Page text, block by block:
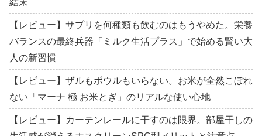
【レビュー】サプリを何種類も飲むのはもうやめた。栄養
バランスの最終兵器「ミルク生活プラス」で始める賢い大
人の新習慣
【レビュー】ザルもボウルもいらない。お米が全然こぼれ
ない「マーナ 極 お米とぎ」のリアルな使い心地
【レビュー】カーテンレールに干すのは限界。部屋干しの